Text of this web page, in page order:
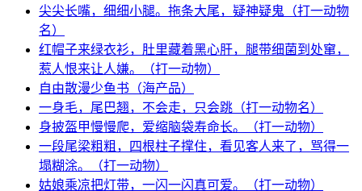
尖尖长嘴，细细小腿。拖条大尾，疑神疑鬼（打一动物
名）
红帽子来绿衣衫，肚里藏着黑心肝，腿带细菌到处窜，
惹人恨来让人嫌。（打一动物）
自由散漫少鱼书（海产品）
一身毛，尾巴翘，不会走，只会跳（打一动物名）
身披盔甲慢慢爬，爱缩脑袋寿命长。（打一动物）
一段尾梁粗粗，四根柱子撑住，看见客人来了，骂得一
塌糊涂。（打一动物）
姑娘乘凉把灯带，一闪一闪真可爱。（打一动物）